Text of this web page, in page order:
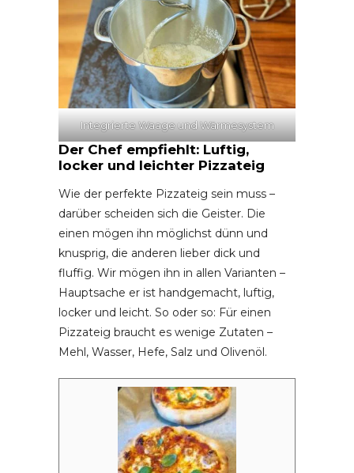
Integrierte Waage und Wärmesystem
Der Chef empfiehlt: Luftig,
locker und leichter Pizzateig
Wie der perfekte Pizzateig sein muss –
darüber scheiden sich die Geister. Die
einen mögen ihn möglichst dünn und
knusprig, die anderen lieber dick und
fluffig. Wir mögen ihn in allen Varianten –
Hauptsache er ist handgemacht, luftig,
locker und leicht. So oder so: Für einen
Pizzateig braucht es wenige Zutaten –
Mehl, Wasser, Hefe, Salz und Olivenöl.